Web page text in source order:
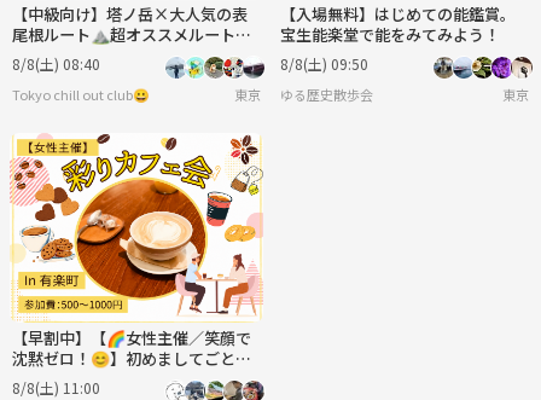
【中級向け】塔ノ岳×大人気の表
尾根ルート⛰️超オススメルート✨
絶景と達成感の登山へ⭐️
8/8(土) 08:40
Tokyo chill out club😀 東京
【入場無料】はじめての能鑑賞。
宝生能楽堂で能をみてみよう！
8/8(土) 09:50
ゆる歴史散歩会 東京
【早割中】【🌈女性主催／笑顔で
沈黙ゼロ！😊】初めましてごとま
るっと楽しむカフェ会✨
8/8(土) 11:00